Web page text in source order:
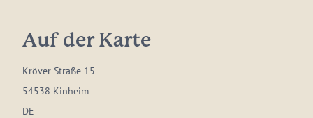
Auf der Karte
Kröver Straße 15
54538 Kinheim
DE